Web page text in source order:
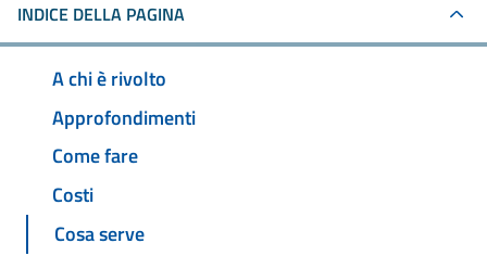
INDICE DELLA PAGINA
A chi è rivolto
Approfondimenti
Come fare
Costi
Cosa serve